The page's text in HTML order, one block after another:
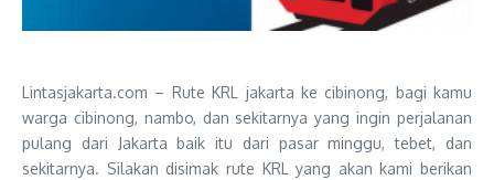
Lintasjakarta.com – Rute KRL jakarta ke cibinong, bagi kamu
warga cibinong, nambo, dan sekitarnya yang ingin perjalanan
pulang dari Jakarta baik itu dari pasar minggu, tebet, dan
sekitarnya. Silakan disimak rute KRL yang akan kami berikan